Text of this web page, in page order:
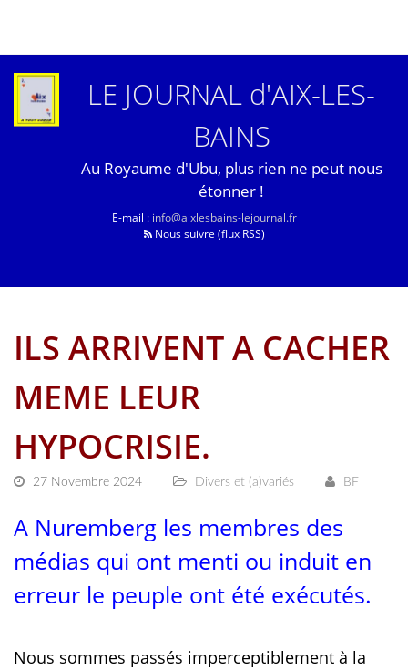
LE JOURNAL d'AIX-LES-
BAINS
Au Royaume d'Ubu, plus rien ne peut nous
étonner !
E-mail : info@aixlesbains-lejournal.fr
Nous suivre (flux RSS)
ILS ARRIVENT A CACHER
MEME LEUR
HYPOCRISIE.
27 Novembre 2024 Divers et (a)variés BF
A Nuremberg les membres des
médias qui ont menti ou induit en
erreur le peuple ont été exécutés.
Nous sommes passés imperceptiblement à la